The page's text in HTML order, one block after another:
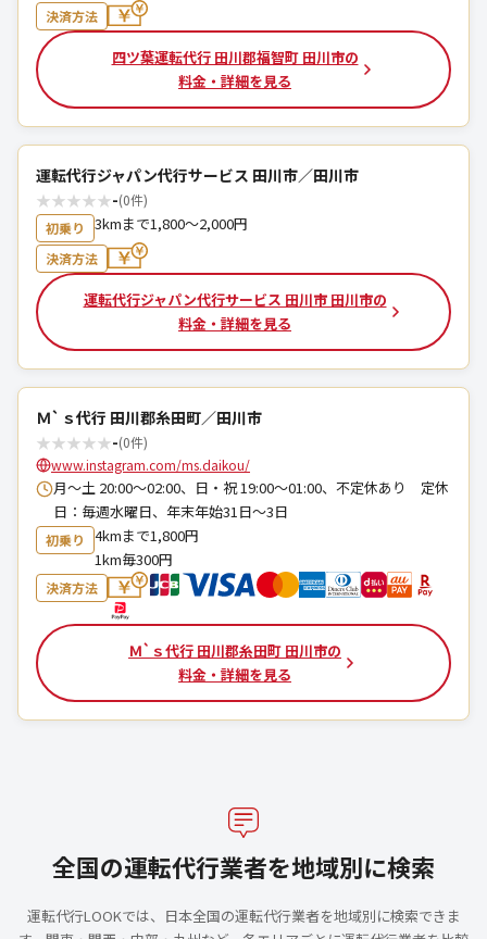
決済方法
四ツ葉運転代行 田川郡福智町 田川市の
料金・詳細を見る
運転代行ジャパン代行サービス 田川市／田川市
★★★★★-(0件)
初乗り
3kmまで1,800～2,000円
決済方法
運転代行ジャパン代行サービス 田川市 田川市の
料金・詳細を見る
Ｍ`ｓ代行 田川郡糸田町／田川市
★★★★★-(0件)
www.instagram.com/ms.daikou/
月～土 20:00～02:00、日・祝 19:00～01:00、不定休あり 定休
日：毎週水曜日、年末年始31日〜3日
初乗り
4kmまで1,800円
1km毎300円
決済方法
Ｍ`ｓ代行 田川郡糸田町 田川市の
料金・詳細を見る
全国の運転代行業者を地域別に検索
運転代行LOOKでは、日本全国の運転代行業者を地域別に検索できま